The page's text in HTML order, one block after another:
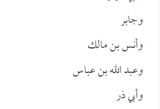
وجابر
وأنس بن مالك
وعبد الله بن عباس
وأبي ذر